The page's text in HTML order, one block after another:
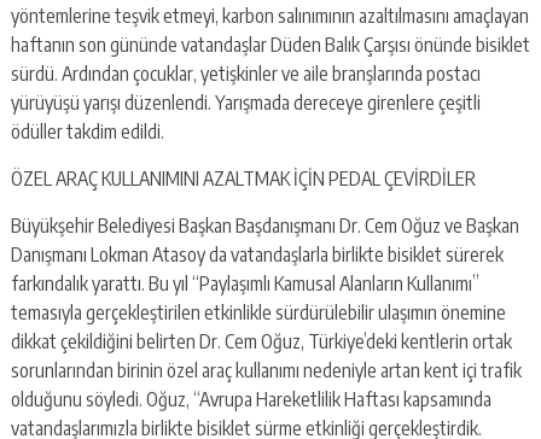
yöntemlerine teşvik etmeyi, karbon salınımının azaltılmasını amaçlayan
haftanın son gününde vatandaşlar Düden Balık Çarşısı önünde bisiklet
sürdü. Ardından çocuklar, yetişkinler ve aile branşlarında postacı
yürüyüşü yarışı düzenlendi. Yarışmada dereceye girenlere çeşitli
ödüller takdim edildi.
ÖZEL ARAÇ KULLANIMINI AZALTMAK İÇİN PEDAL ÇEVİRDİLER
Büyükşehir Belediyesi Başkan Başdanışmanı Dr. Cem Oğuz ve Başkan
Danışmanı Lokman Atasoy da vatandaşlarla birlikte bisiklet sürerek
farkındalık yarattı. Bu yıl “Paylaşımlı Kamusal Alanların Kullanımı”
temasıyla gerçekleştirilen etkinlikle sürdürülebilir ulaşımın önemine
dikkat çekildiğini belirten Dr. Cem Oğuz, Türkiye’deki kentlerin ortak
sorunlarından birinin özel araç kullanımı nedeniyle artan kent içi trafik
olduğunu söyledi. Oğuz, “Avrupa Hareketlilik Haftası kapsamında
vatandaşlarımızla birlikte bisiklet sürme etkinliği gerçekleştirdik.